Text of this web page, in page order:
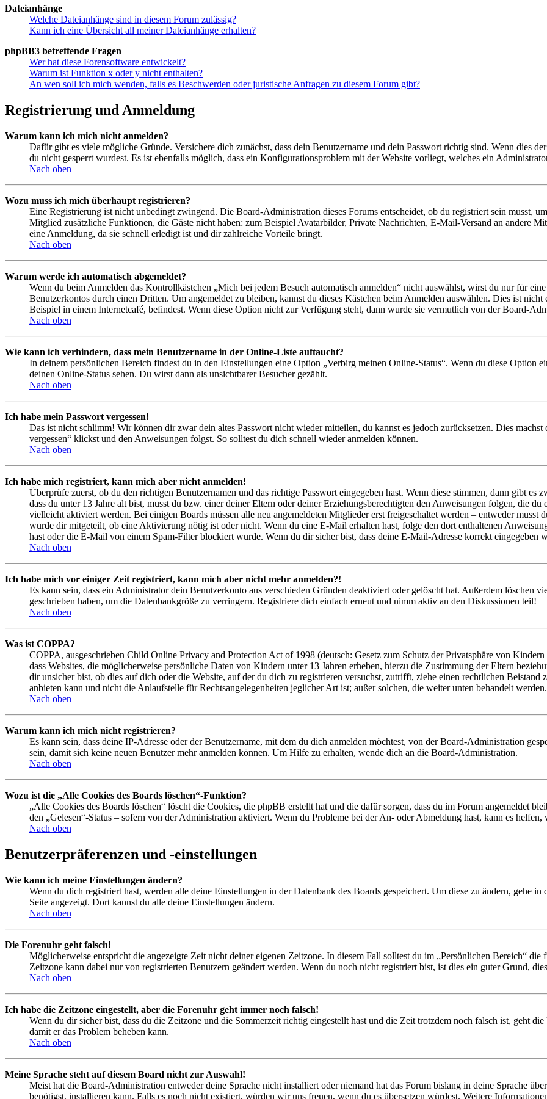
Dateianhänge
Welche Dateianhänge sind in diesem Forum zulässig?
Kann ich eine Übersicht all meiner Dateianhänge erhalten?
phpBB3 betreffende Fragen
Wer hat diese Forensoftware entwickelt?
Warum ist Funktion x oder y nicht enthalten?
An wen soll ich mich wenden, falls es Beschwerden oder juristische Anfragen zu diesem Forum gibt?
Registrierung und Anmeldung
Warum kann ich mich nicht anmelden?
Dafür gibt es viele mögliche Gründe. Versichere dich zunächst, dass dein Benutzername und dein Passwort richtig sind. Wenn dies
du nicht gesperrt wurdest. Es ist ebenfalls möglich, dass ein Konfigurationsproblem mit der Website vorliegt, welches ein
Nach oben
Wozu muss ich mich überhaupt registrieren?
Eine Registrierung ist nicht unbedingt zwingend. Die Board-Administration dieses Forums entscheidet, ob du registriert sein musst,
Mitglied zusätzliche Funktionen, die Gäste nicht haben: zum Beispiel Avatarbilder, Private Nachrichten, E-Mail-Versand an andere
eine Anmeldung, da sie schnell erledigt ist und dir zahlreiche Vorteile bringt.
Nach oben
Warum werde ich automatisch abgemeldet?
Wenn du beim Anmelden das Kontrollkästchen „Mich bei jedem Besuch automatisch anmelden“ nicht auswählst, wirst du nur für
Benutzerkontos durch einen Dritten. Um angemeldet zu bleiben, kannst du dieses Kästchen beim Anmelden auswählen. Dies ist
Beispiel in einem Internetcafé, befindest. Wenn diese Option nicht zur Verfügung steht, dann wurde sie vermutlich von der Board-
Nach oben
Wie kann ich verhindern, dass mein Benutzername in der Online-Liste auftaucht?
In deinem persönlichen Bereich findest du in den Einstellungen eine Option „Verbirg meinen Online-Status“. Wenn du diese Option
deinen Online-Status sehen. Du wirst dann als unsichtbarer Besucher gezählt.
Nach oben
Ich habe mein Passwort vergessen!
Das ist nicht schlimm! Wir können dir zwar dein altes Passwort nicht wieder mitteilen, du kannst es jedoch zurücksetzen. Dies
vergessen“ klickst und den Anweisungen folgst. So solltest du dich schnell wieder anmelden können.
Nach oben
Ich habe mich registriert, kann mich aber nicht anmelden!
Überprüfe zuerst, ob du den richtigen Benutzernamen und das richtige Passwort eingegeben hast. Wenn diese stimmen, dann gibt es
dass du unter 13 Jahre alt bist, musst du bzw. einer deiner Eltern oder deiner Erziehungsberechtigten den Anweisungen folgen, die
vielleicht aktiviert werden. Bei einigen Boards müssen alle neu angemeldeten Mitglieder erst freigeschaltet werden – entweder musst
wurde dir mitgeteilt, ob eine Aktivierung nötig ist oder nicht. Wenn du eine E-Mail erhalten hast, folge den dort enthaltenen
hast oder die E-Mail von einem Spam-Filter blockiert wurde. Wenn du dir sicher bist, dass deine E-Mail-Adresse korrekt eingegeben
Nach oben
Ich habe mich vor einiger Zeit registriert, kann mich aber nicht mehr anmelden?!
Es kann sein, dass ein Administrator dein Benutzerkonto aus verschieden Gründen deaktiviert oder gelöscht hat. Außerdem löschen
geschrieben haben, um die Datenbankgröße zu verringern. Registriere dich einfach erneut und nimm aktiv an den Diskussionen teil!
Nach oben
Was ist COPPA?
COPPA, ausgeschrieben Child Online Privacy and Protection Act of 1998 (deutsch: Gesetz zum Schutz der Privatsphäre von
dass Websites, die möglicherweise persönliche Daten von Kindern unter 13 Jahren erheben, hierzu die Zustimmung der Eltern
dir unsicher bist, ob dies auf dich oder die Website, auf der du dich zu registrieren versuchst, zutrifft, ziehe einen rechtlichen Beistand
anbieten kann und nicht die Anlaufstelle für Rechtsangelegenheiten jeglicher Art ist; außer solchen, die weiter unten behandelt werden.
Nach oben
Warum kann ich mich nicht registrieren?
Es kann sein, dass deine IP-Adresse oder der Benutzername, mit dem du dich anmelden möchtest, von der Board-Administration
sein, damit sich keine neuen Benutzer mehr anmelden können. Um Hilfe zu erhalten, wende dich an die Board-Administration.
Nach oben
Wozu ist die „Alle Cookies des Boards löschen“-Funktion?
„Alle Cookies des Boards löschen“ löscht die Cookies, die phpBB erstellt hat und die dafür sorgen, dass du im Forum angemeldet
den „Gelesen“-Status – sofern von der Administration aktiviert. Wenn du Probleme bei der An- oder Abmeldung hast, kann es
Nach oben
Benutzerpräferenzen und -einstellungen
Wie kann ich meine Einstellungen ändern?
Wenn du dich registriert hast, werden alle deine Einstellungen in der Datenbank des Boards gespeichert. Um diese zu ändern, gehe
Seite angezeigt. Dort kannst du alle deine Einstellungen ändern.
Nach oben
Die Forenuhr geht falsch!
Möglicherweise entspricht die angezeigte Zeit nicht deiner eigenen Zeitzone. In diesem Fall solltest du im „Persönlichen Bereich“
Zeitzone kann dabei nur von registrierten Benutzern geändert werden. Wenn du noch nicht registriert bist, ist dies ein guter Grund,
Nach oben
Ich habe die Zeitzone eingestellt, aber die Forenuhr geht immer noch falsch!
Wenn du dir sicher bist, dass du die Zeitzone und die Sommerzeit richtig eingestellt hast und die Zeit trotzdem noch falsch ist, geht
damit er das Problem beheben kann.
Nach oben
Meine Sprache steht auf diesem Board nicht zur Auswahl!
Meist hat die Board-Administration entweder deine Sprache nicht installiert oder niemand hat das Forum bislang in deine Sprache
benötigst, installieren kann. Falls es noch nicht existiert, würden wir uns freuen, wenn du es übersetzen würdest. Weitere